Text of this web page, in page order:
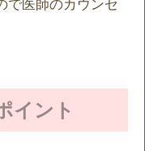
で医師のカウンセ
イント